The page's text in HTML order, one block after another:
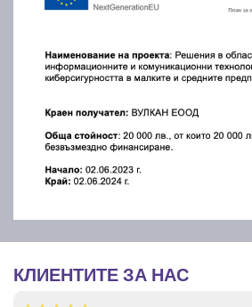
КЛИЕНТИТЕ ЗА НАС